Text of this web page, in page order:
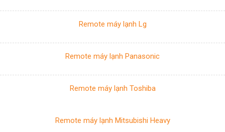
Remote máy lạnh Lg
Remote máy lạnh Panasonic
Remote máy lạnh Toshiba
Remote máy lạnh Mitsubishi Heavy